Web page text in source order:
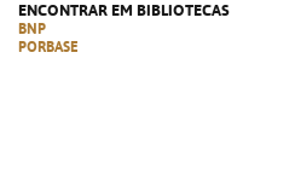
ENCONTRAR EM BIBLIOTECAS
BNP
PORBASE